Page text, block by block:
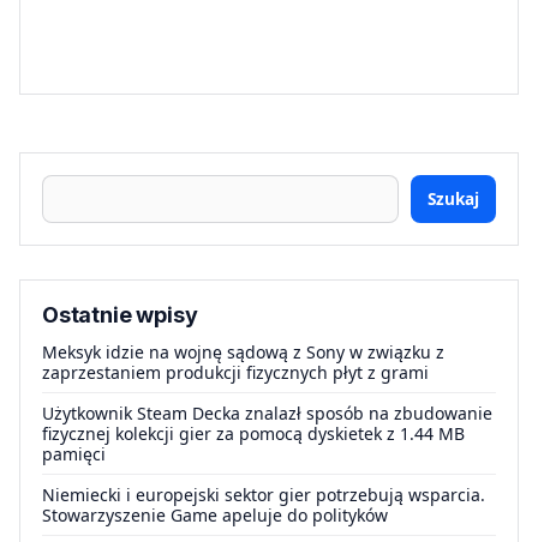
Szukaj
Ostatnie wpisy
Meksyk idzie na wojnę sądową z Sony w związku z
zaprzestaniem produkcji fizycznych płyt z grami
Użytkownik Steam Decka znalazł sposób na zbudowanie
fizycznej kolekcji gier za pomocą dyskietek z 1.44 MB
pamięci
Niemiecki i europejski sektor gier potrzebują wsparcia.
Stowarzyszenie Game apeluje do polityków